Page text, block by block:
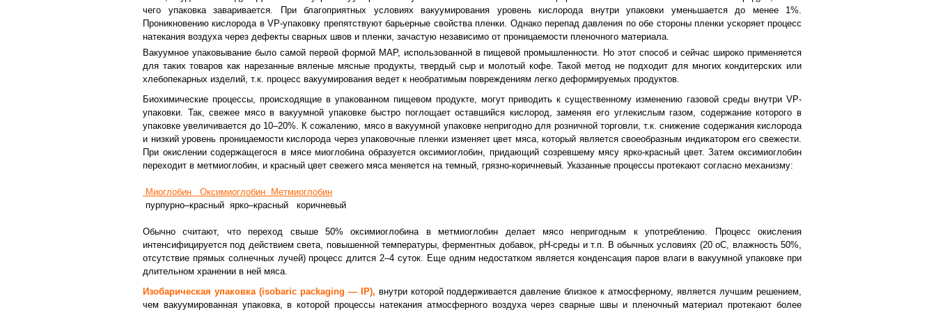
чего упаковка заваривается. При благоприятных условиях вакуумирования уровень кислорода внутри упаковки уменьшается до менее 1%.
Проникновению кислорода в VР-упаковку препятствуют барьерные свойства пленки. Однако перепад давления по обе стороны пленки ускоряет процесс
натекания воздуха через дефекты сварных швов и пленки, зачастую независимо от проницаемости пленочного материала.
Вакуумное упаковывание было самой первой формой МАР, использованной в пищевой промышленности. Но этот способ и сейчас широко применяется
для таких товаров как нарезанные вяленые мясные продукты, твердый сыр и молотый кофе. Такой метод не подходит для многих кондитерских или
хлебопекарных изделий, т.к. процесс вакуумирования ведет к необратимым повреждениям легко деформируемых продуктов.
Биохимические процессы, происходящие в упакованном пищевом продукте, могут приводить к существенному изменению газовой среды внутри VP-
упаковки. Так, свежее мясо в вакуумной упаковке быстро поглощает оставшийся кислород, заменяя его углекислым газом, содержание которого в
упаковке увеличивается до 10–20%. К сожалению, мясо в вакуумной упаковке непригодно для розничной торговли, т.к. снижение содержания кислорода
и низкий уровень проницаемости кислорода через упаковочные пленки изменяет цвет мяса, который является своеобразным индикатором его свежести.
При окислении содержащегося в мясе миоглобина образуется оксимиоглобин, придающий созревшему мясу ярко-красный цвет. Затем оксимиоглобин
переходит в метмиоглобин, и красный цвет свежего мяса меняется на темный, грязно-коричневый. Указанные процессы протекают согласно механизму:
Миоглобин Оксимиоглобин Метмиоглобин
пурпурно–красный ярко–красный коричневый
Обычно считают, что переход свыше 50% оксимиоглобина в метмиоглобин делает мясо непригодным к употреблению. Процесс окисления
интенсифицируется под действием света, повышенной температуры, ферментных добавок, рН-среды и т.п. В обычных условиях (20 оС, влажность 50%,
отсутствие прямых солнечных лучей) процесс длится 2–4 суток. Еще одним недостатком является конденсация паров влаги в вакуумной упаковке при
длительном хранении в ней мяса.
Изобарическая упаковка (isobaric packaging — IP), внутри которой поддерживается давление близкое к атмосферному, является лучшим решением,
чем вакуумированная упаковка, в которой процессы натекания атмосферного воздуха через сварные швы и пленочный материал протекают более